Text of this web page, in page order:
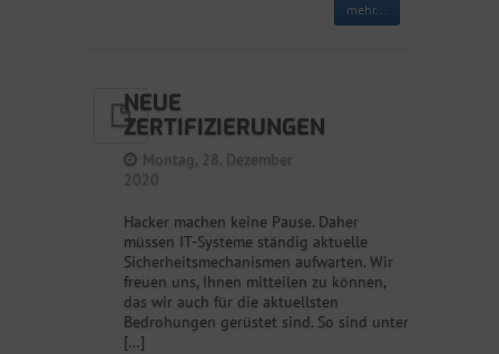
mehr...
NEUE
ZERTIFIZIERUNGEN
Montag, 28. Dezember
2020
Hacker machen keine Pause. Daher
müssen IT-Systeme ständig aktuelle
Sicherheitsmechanismen aufwarten. Wir
freuen uns, Ihnen mitteilen zu können,
das wir auch für die aktuellsten
Bedrohungen gerüstet sind. So sind unter
[…]